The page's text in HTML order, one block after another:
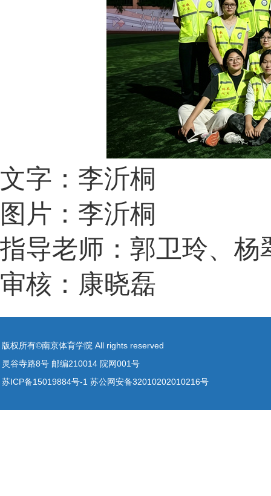
文字：李沂桐
图片：李沂桐
指导老师：郭卫玲、杨
审核：康晓磊
版权所有©南京体育学院 All rights reserved
灵谷寺路8号 邮编210014 院网001号
苏ICP备15019884号-1 苏公网安备32010202010216号